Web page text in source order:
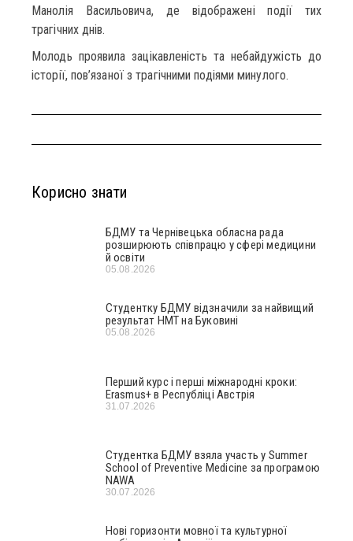
Манолія Васильовича, де відображені події тих
трагічних днів.
Молодь проявила зацікавленість та небайдужість до
історії, пов’язаної з трагічними подіями минулого.
Корисно знати
БДМУ та Чернівецька обласна рада
розширюють співпрацю у сфері медицини
й освіти
05.08.2026
Студентку БДМУ відзначили за найвищий
результат НМТ на Буковині
05.08.2026
Перший курс і перші міжнародні кроки:
Erasmus+ в Республіці Австрія
31.07.2026
Студентка БДМУ взяла участь у Summer
School of Preventive Medicine за програмою
NAWA
30.07.2026
Нові горизонти мовної та культурної